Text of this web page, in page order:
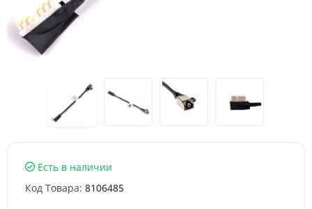
Есть в наличии
Код Товара: 8106485